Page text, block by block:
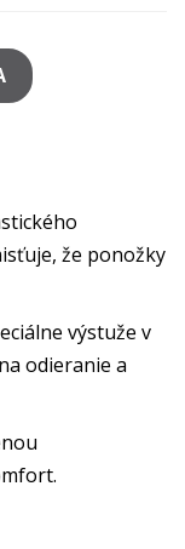
že ponožky
výstuže v
odieranie a